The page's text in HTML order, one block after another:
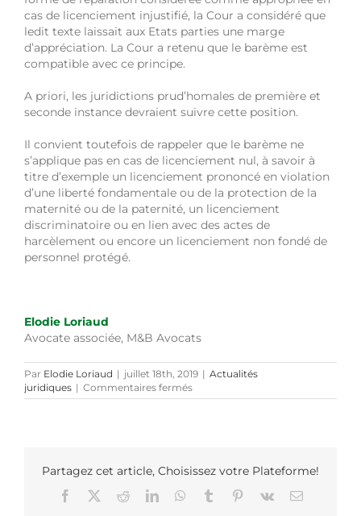
cas de licenciement injustifié, la Cour a considéré que
ledit texte laissait aux Etats parties une marge
d’appréciation. La Cour a retenu que le barème est
compatible avec ce principe.
A priori, les juridictions prud’homales de première et
seconde instance devraient suivre cette position.
Il convient toutefois de rappeler que le barème ne
s’applique pas en cas de licenciement nul, à savoir à
titre d’exemple un licenciement prononcé en violation
d’une liberté fondamentale ou de la protection de la
maternité ou de la paternité, un licenciement
discriminatoire ou en lien avec des actes de
harcèlement ou encore un licenciement non fondé de
personnel protégé.
Elodie Loriaud
Avocate associée, M&B Avocats
Par Elodie Loriaud | juillet 18th, 2019 | Actualités
juridiques | Commentaires ferméssur
La
le
Macron
Partagez cet article, Choisissez votre Plateforme!
Facebook RedditLinkedInWhatsApp
Tumblr Pinterest
Vk Email